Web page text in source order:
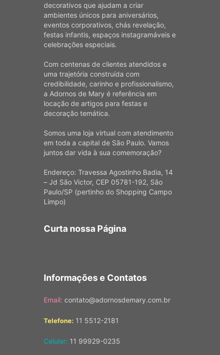
decorativos que ajudam a criar
ambientes únicos para aniversários,
eventos corporativos, chás revelação,
festas infantis, espaços instagramáveis e
celebrações especiais.
Com centenas de clientes atendidos e
uma trajetória construída com
credibilidade, carinho e profissionalismo,
a Adornos de Mary é referência em
locação de artigos para festas e
decoração temática.
Somos uma loja virtual com atendimento
em toda a capital de São Paulo. Vamos
juntos dar vida à sua comemoração?
Endereço: Travessa Agostinho Badia, 14
– Jd São Victor, CEP 05781-192, São
Paulo/SP (pertinho do Shopping Campo
Limpo)
Curta nossa Página
Informações e Contatos
Email: contato@adornosdemary.com.br
Telefone: 11 5512-2181
Celular: 11 99929-0235